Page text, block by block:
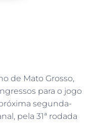
de Mato Grosso,
para o jogo
segunda-
pela 31ª rodada